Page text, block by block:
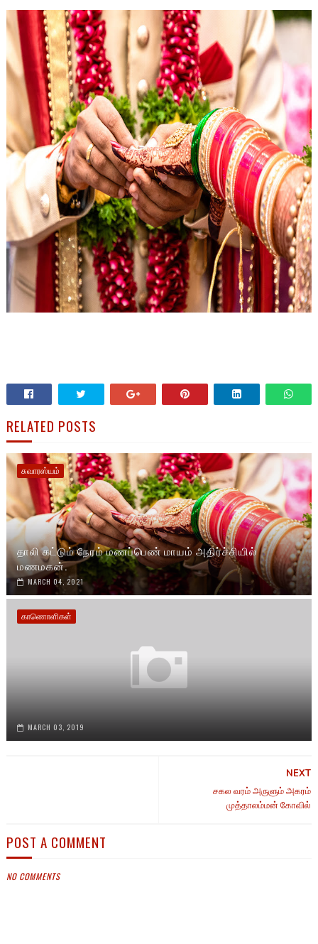
RELATED POSTS
சுவாரஸ்யம்
தாலி கட்டும் நேரம் மணப்பெண் மாயம் அதிர்ச்சியில்
மணமகன்.
MARCH 04, 2021
காணொளிகள்
MARCH 03, 2019
NEXT
சகல வரம் அருளும் அகரம்
முத்தாலம்மன் கோவில்
POST A COMMENT
NO COMMENTS